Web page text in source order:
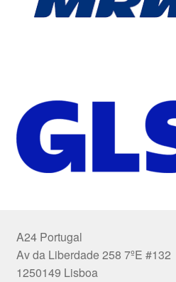
A24 Portugal
Av da Liberdade 258 7ºE #132
1250149 Lisboa